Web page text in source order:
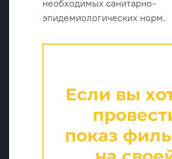
необходимых санитарно-
эпидемиологических норм.
Если вы
показ